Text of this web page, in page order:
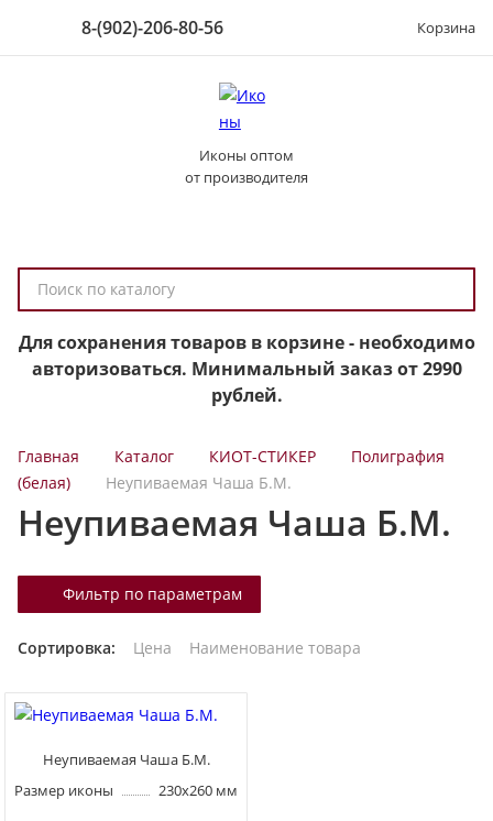
8-(902)-206-80-56 Корзина
Иконы оптом
от производителя
о
и
с
к
а
т
а
у
Для сохранения товаров в корзине - необходимо
авторизоваться. Минимальный заказ от 2990
рублей.
Главная Каталог КИОТ-СТИКЕР
Полиграфия
(белая)
Неупиваемая Чаша Б.М.
Неупиваемая Чаша Б.М.
Фильтр по параметрам
Сортировка: Цена Наименование товара
Неупиваемая Чаша Б.М.
Размер иконы
230х260 мм